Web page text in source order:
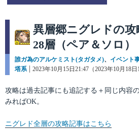
異層郷ニグレドの攻
28層（ペア＆ソロ）
カ
テ
リ
ー
誰ガ為のアルケミスト(タガタメ)、 イベント
塔系
投
日:
2023年10月15日21:47（2023年10月18日
攻略は過去記事にも追記する＋同じ内容
みればOK。
ニグレド全層の攻略記事はこちら